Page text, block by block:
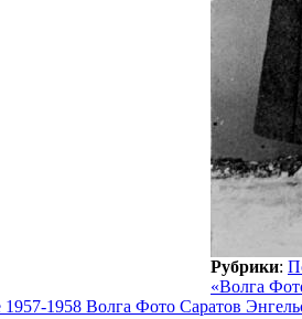
Рубрики:
«Волга
1958 Волга Фото Саратов